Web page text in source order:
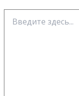
здесь...